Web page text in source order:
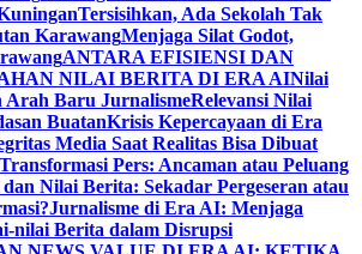
Tersisihkan, Ada Sekolah Tak
KarawangMenjaga Silat Godot,
ANTARA EFISIENSI DAN
NILAI BERITA DI ERA AINilai
Baru JurnalismeRelevansi Nilai
BuatanKrisis Kepercayaan di Era
Media Saat Realitas Bisa Dibuat
Pers: Ancaman atau Peluang
Nilai Berita: Sekadar Pergeseran atau
Jurnalisme di Era AI: Menjaga
nilai Berita dalam Disrupsi